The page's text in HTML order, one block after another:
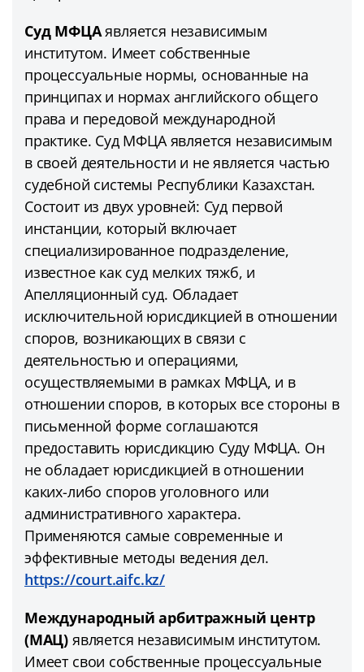
Суд МФЦАявляется независимым
институтом. Имеет собственные
процессуальные нормы, основанные на
принципах и нормах английского общего
права и передовой международной
практике. Суд МФЦА является независимым
в своей деятельности и не является частью
судебной системы Республики Казахстан.
Состоит из двух уровней: Суд первой
инстанции, который включает
специализированное подразделение,
известное как суд мелких тяжб, и
Апелляционный суд. Обладает
исключительной юрисдикцией в отношении
споров, возникающих в связи с
деятельностью и операциями,
осуществляемыми в рамках МФЦА, и в
отношении споров, в которых все стороны в
письменной форме соглашаются
предоставить юрисдикцию Суду МФЦА. Он
не обладает юрисдикцией в отношении
каких-либо споров уголовного или
административного характера.
Применяются самые современные и
эффективные методы ведения дел.
https://court.aifc.kz/
Международный арбитражный центр
(МАЦ) является независимым институтом.
Имеет свои собственные процессуальные